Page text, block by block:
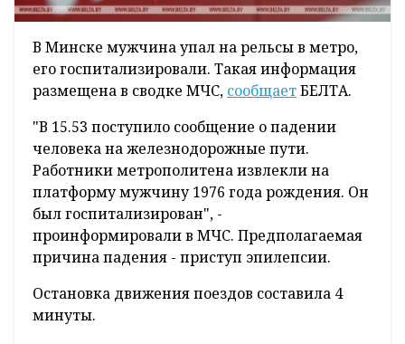
В Минске мужчина упал на рельсы в метро,
его госпитализировали. Такая информация
размещена в сводке МЧС, сообщаетБЕЛТА.
"В 15.53 поступило сообщение о падении
человека на железнодорожные пути.
Работники метрополитена извлекли на
платформу мужчину 1976 года рождения. Он
был госпитализирован", -
проинформировали в МЧС. Предполагаемая
причина падения - приступ эпилепсии.
Остановка движения поездов составила 4
минуты.